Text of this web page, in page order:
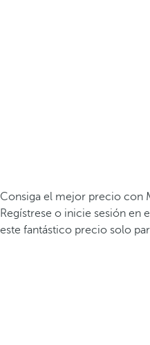
Consiga el mejor precio con
Regístrese o inicie sesión en
este fantástico precio solo